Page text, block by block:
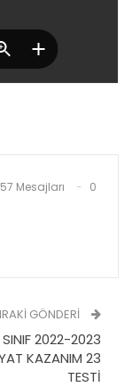
Mesajları
0
GÖNDERI
SINIF 2022-2023
KAZANIM 23
TESTİ